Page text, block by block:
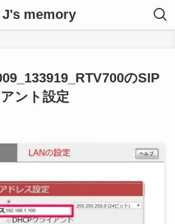
J's memory
のSIP
ント設定